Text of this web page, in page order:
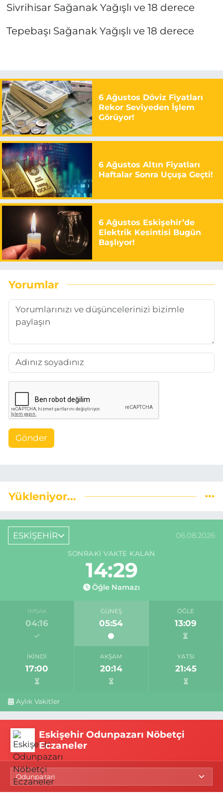
Sivrihisar Sağanak Yağışlı ve 18 derece
Tepebaşı Sağanak Yağışlı ve 18 derece
6 Ağustos Döviz Fiyatları
Rekor Seviyeden İşlem
Görüyor!
6 Ağustos Altın Fiyatları
Haftalar Sonra Uçuşa Geçti!
6 Ağustos Eskişehir’de
Elektrik Kesintisi Bugün
Başlıyor!
Yorumlar
Gönder
Yükleniyor...
ESKİŞEHİR 06.08.2026
SONRAKI VAKTE KALAN
14:29
Öğle Namazı
İMSAK
04:16
GÜNEŞ
05:54
ÖĞLE
13:09
İKINDI
17:00
AKŞAM
20:14
YATSI
21:45
Aylık Vakitler
Eskişehir Odunpazarı Nöbetçi
Eczaneler